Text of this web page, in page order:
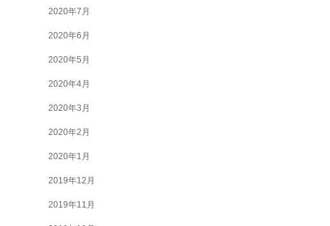
2020年7月
2020年6月
2020年5月
2020年4月
2020年3月
2020年2月
2020年1月
2019年12月
2019年11月